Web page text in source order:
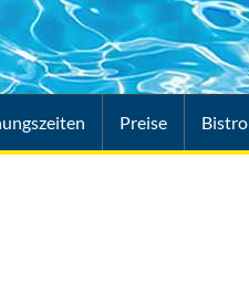
Preise Bistro